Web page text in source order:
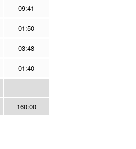
09:41
01:50
03:48
01:40
160:00